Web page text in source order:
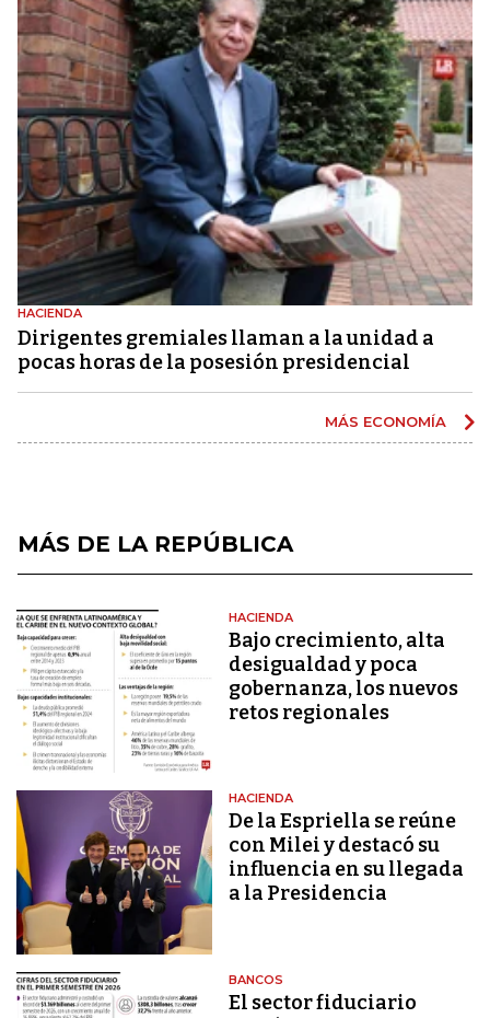
HACIENDA
Dirigentes gremiales llaman a la unidad a
pocas horas de la posesión presidencial
MÁS ECONOMÍA
MÁS DE LA REPÚBLICA
HACIENDA
Bajo crecimiento, alta
desigualdad y poca
gobernanza, los nuevos
retos regionales
HACIENDA
De la Espriella se reúne
con Milei y destacó su
influencia en su llegada
a la Presidencia
BANCOS
El sector fiduciario